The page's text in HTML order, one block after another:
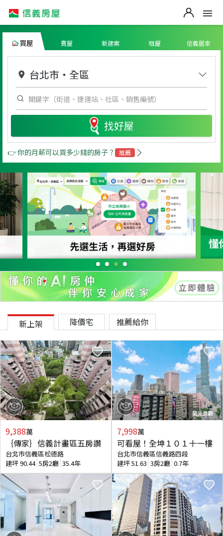
買屋 賣屋 新建案 租屋 信義居家
台北市 ・ 全區
找好屋
👉 你的月薪可以買多少錢的房子？ 推薦
新上架 降價宅 推薦給你
9,388萬
｛傳家｝信義計畫區五房讚
台北市信義區松德路
建坪90.44 5房2廳 35.4年
7,998萬
可看屋！全坤１０１十一樓
台北市信義區信義路四段
建坪51.63 3房2廳 0.7年